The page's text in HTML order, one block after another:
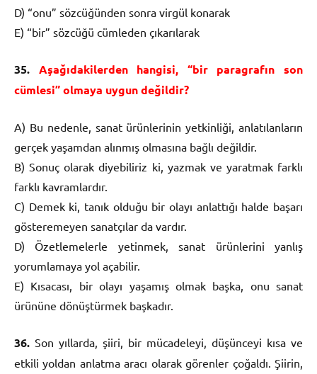
D) “onu” sözcüğünden sonra virgül konarak
E) “bir” sözcüğü cümleden çıkarılarak
35. Aşağıdakilerden hangisi, “bir paragrafın son
cümlesi” olmaya uygun değildir?
A) Bu nedenle, sanat ürünlerinin yetkinliği, anlatılanların
gerçek yaşamdan alınmış olmasına bağlı değildir.
B) Sonuç olarak diyebiliriz ki, yazmak ve yaratmak farklı
farklı kavramlardır.
C) Demek ki, tanık olduğu bir olayı anlattığı halde başarı
gösteremeyen sanatçılar da vardır.
D) Özetlemelerle yetinmek, sanat ürünlerini yanlış
yorumlamaya yol açabilir.
E) Kısacası, bir olayı yaşamış olmak başka, onu sanat
ürününe dönüştürmek başkadır.
36. Son yıllarda, şiiri, bir mücadeleyi, düşünceyi kısa ve
etkili yoldan anlatma aracı olarak görenler çoğaldı. Şiirin,